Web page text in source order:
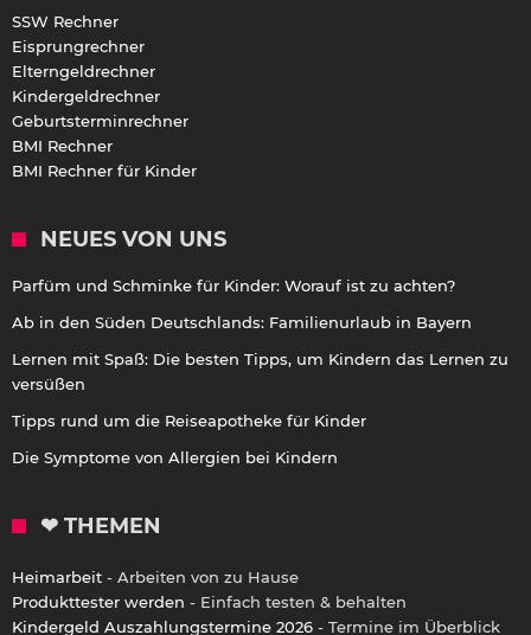
SSW Rechner
Eisprungrechner
Elterngeldrechner
Kindergeldrechner
Geburtsterminrechner
BMI Rechner
BMI Rechner für Kinder
NEUES VON UNS
Parfüm und Schminke für Kinder: Worauf ist zu achten?
Ab in den Süden Deutschlands: Familienurlaub in Bayern
Lernen mit Spaß: Die besten Tipps, um Kindern das Lernen zu
versüßen
Tipps rund um die Reiseapotheke für Kinder
Die Symptome von Allergien bei Kindern
❤ THEMEN
Heimarbeit - Arbeiten von zu Hause
Produkttester werden - Einfach testen & behalten
Kindergeld Auszahlungstermine 2026 - Termine im Überblick